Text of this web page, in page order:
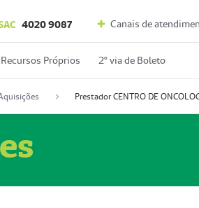
4020 9087 Canais de
Recursos Próprios 2º via de Boleto
Prestador CENTRO DE